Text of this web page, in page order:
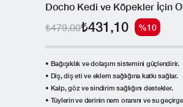
₺431,10
₺479,00 %10
• Bağışıklık ve dolaşım sistemini güçlendirir.
• Diş, diş eti ve eklem sağlığına katkı sağlar.
• Kalp, göz ve sindirim sağlığını destekler.
• Tüylerin ve derinin nem oranını ve su